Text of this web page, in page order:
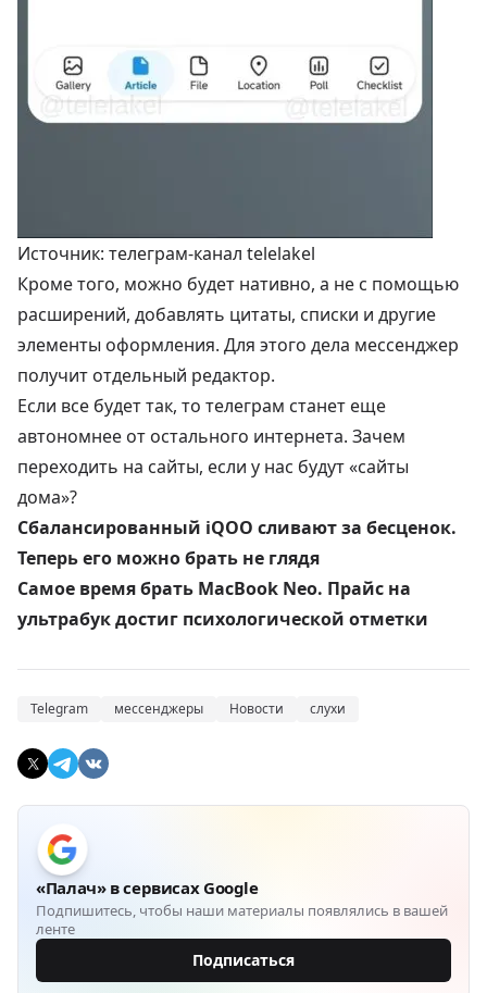
Источник: телеграм-канал telelakel
Кроме того, можно будет нативно, а не с помощью
расширений, добавлять цитаты, списки и другие
элементы оформления. Для этого дела мессенджер
получит отдельный редактор.
Если все будет так, то телеграм станет еще
автономнее от остального интернета. Зачем
переходить на сайты, если у нас будут «сайты
дома»?
Сбалансированный iQOO сливают за бесценок.
Теперь его можно брать не глядя
Самое время брать MacBook Neo. Прайс на
ультрабук достиг психологической отметки
Telegram мессенджеры Новости слухи
«Палач» в сервисах Google
Подпишитесь, чтобы наши материалы появлялись в вашей
ленте
Подписаться